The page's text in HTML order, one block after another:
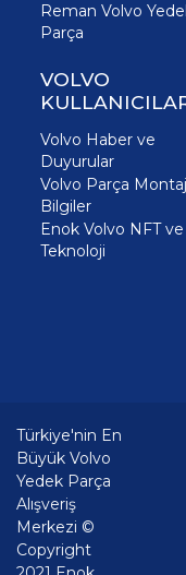
Reman Volvo
Parça
VOLVO
Volvo Haber ve
Duyurular
Volvo Parça
Bilgiler
Enok Volvo NFT ve
Teknoloji
Türkiye'nin En
Büyük Volvo
Yedek Parça
Alışveriş
Merkezi ©
Copyright